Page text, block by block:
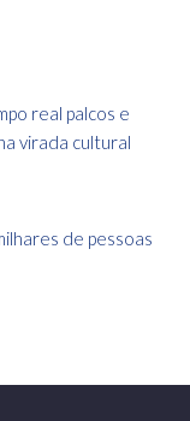
real palcos e
virada cultural
de pessoas